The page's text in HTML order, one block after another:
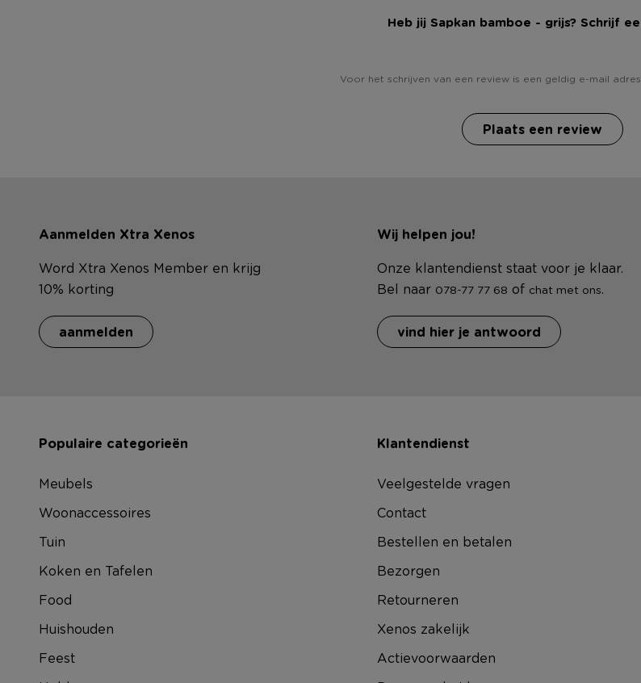
Heb jij Sapkan bamboe - grijs? Schrijf
Voor het schrijven van een review is een geldig e-mail
Plaats een review
Aanmelden Xtra Xenos
Word Xtra Xenos Member en krijg
10% korting
aanmelden
Wij helpen jou!
Onze klantendienst staat voor je klaar.
Bel naar 078-77 77 68 of chat met ons.
vind hier je antwoord
Populaire categorieën
Meubels
Woonaccessoires
Tuin
Koken en Tafelen
Food
Huishouden
Feest
Klantendienst
Veelgestelde vragen
Contact
Bestellen en betalen
Bezorgen
Retourneren
Xenos zakelijk
Actievoorwaarden